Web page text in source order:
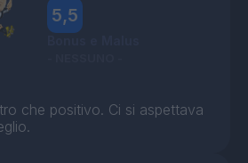
5,5
che positivo. Ci si aspettava